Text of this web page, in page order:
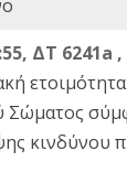
ΔΤ 6241a ,
Σώματος
κινδύνου